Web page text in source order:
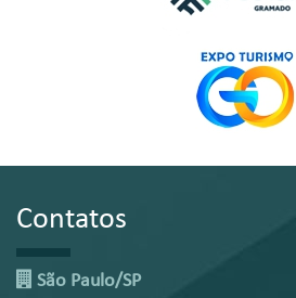
Contatos
São Paulo/SP